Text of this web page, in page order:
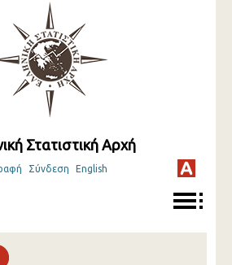
Στατιστική Αρχή
Σύνδεση English